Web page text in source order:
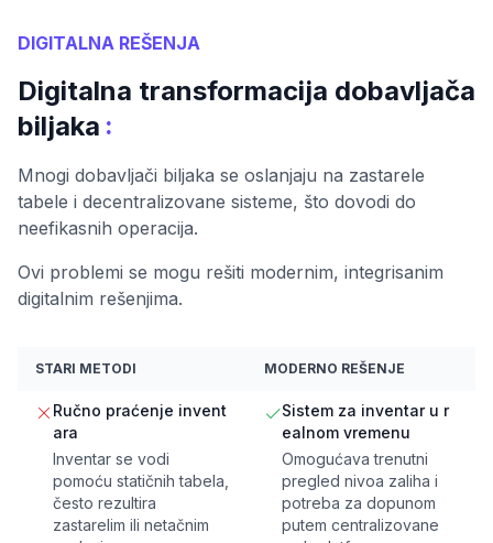
DIGITALNA REŠENJA
Digitalna transformacija dobavljača
biljaka :
Mnogi dobavljači biljaka se oslanjaju na zastarele
tabele i decentralizovane sisteme, što dovodi do
neefikasnih operacija.
Ovi problemi se mogu rešiti modernim, integrisanim
digitalnim rešenjima.
STARI METODI MODERNO REŠENJE
Ručno praćenje invent
ara
Inventar se vodi
pomoću statičnih tabela,
često rezultira
zastarelim ili netačnim
Sistem za inventar u r
ealnom vremenu
Omogućava trenutni
pregled nivoa zaliha i
potreba za dopunom
putem centralizovane